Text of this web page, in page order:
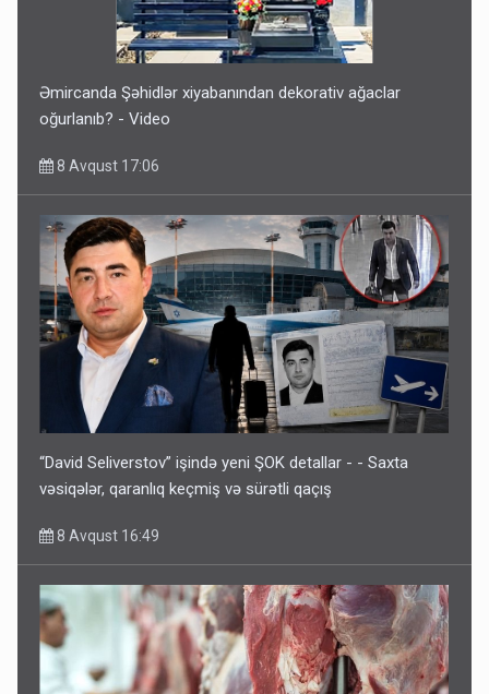
Əmircanda Şəhidlər xiyabanından dekorativ ağaclar
oğurlanıb? - Video
8 Avqust 17:06
“David Seliverstov” işində yeni ŞOK detallar - - Saxta
vəsiqələr, qaranlıq keçmiş və sürətli qaçış
8 Avqust 16:49